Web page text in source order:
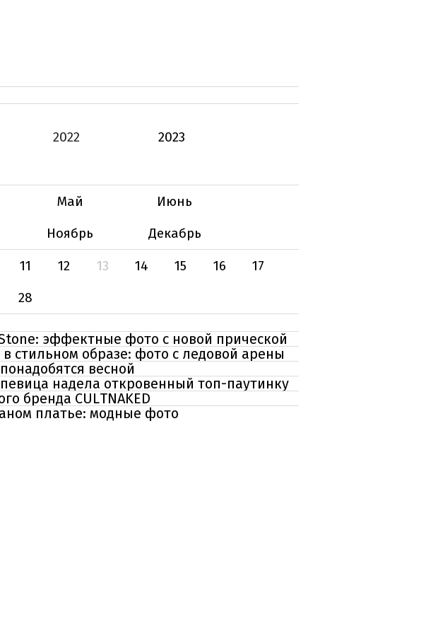
2022
2023
Май
Июнь
Ноябрь
Декабрь
11 12 13 14 15 16
17
28
эффектные фото с новой прической
стильном образе: фото с ледовой арены
весной
надела откровенный топ-паутинку
бренда CULTNAKED
платье: модные фото